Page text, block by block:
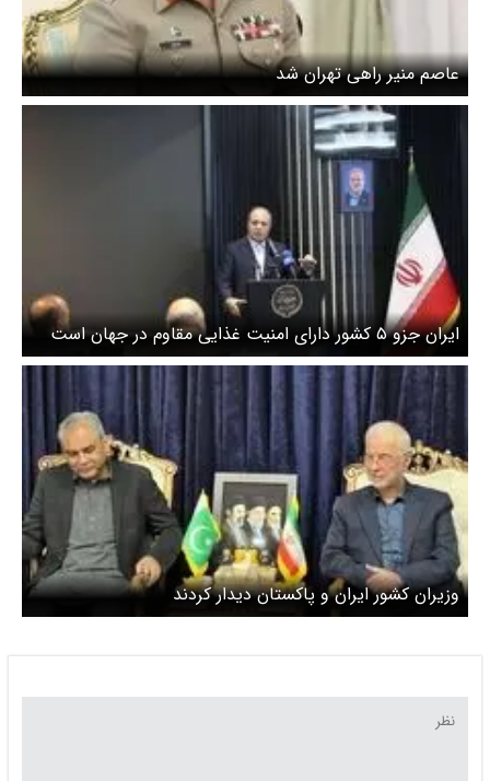
عاصم منیر راهی تهران شد
​ایران جزو ۵ کشور دارای امنیت غذایی مقاوم در جهان است
وزیران کشور ایران و پاکستان دیدار کردند